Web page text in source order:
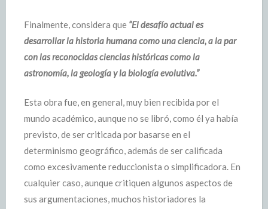
Finalmente, considera que “El desafío actual es
desarrollar la historia humana como una ciencia, a la par
con las reconocidas ciencias históricas como la
astronomía, la geología y la biología evolutiva.”
Esta obra fue, en general, muy bien recibida por el
mundo académico, aunque no se libró, como él ya había
previsto, de ser criticada por basarse en el
determinismo geográfico, además de ser calificada
como excesivamente reduccionista o simplificadora. En
cualquier caso, aunque critiquen algunos aspectos de
sus argumentaciones, muchos historiadores la